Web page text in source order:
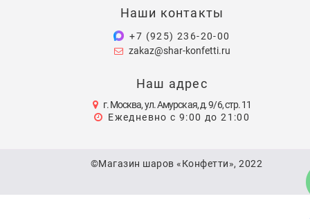
Наши контакты
+7 (925) 236-20-00
zakaz@shar-konfetti.ru
Наш адрес
г. Москва, ул. Амурская, д. 9/6, стр. 11
Ежедневно с 9:00 до 21:00
©Магазин шаров «Конфетти», 2022